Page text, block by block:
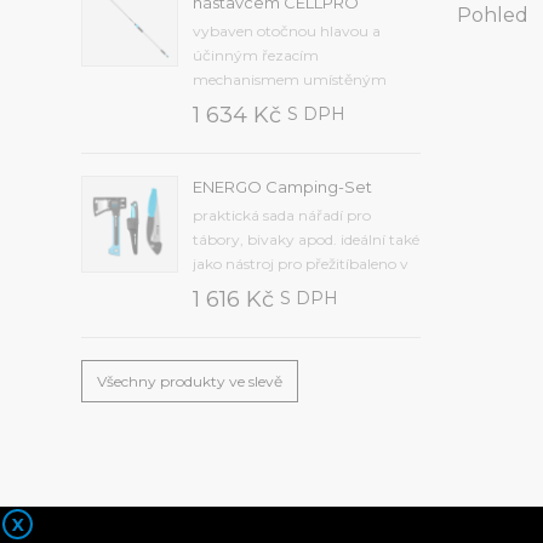
X
zpoždění od 12 hodin do 7...
vybaven otočnou hlavou a
účinným řezacím
mechanismem umístěným
uvnitř přístrojesekací nůž z
kvalitní kalené oceli,
vyrobena z odolného
plastupřídavná pilka na řezání
větvímaximální průměr řezu 25
mm, hmotnost 1,2 kg, délka...
1 634 Kč S DPH
ENERGO Camping-Set
praktická sada nářadí pro
tábory, bivaky apod. ideální také
jako nástroj pro přežitíbaleno v
krabiciSada obsahuje
kvalitní:univerzální nůž (40-
(41-001)skládací pilku (41-041).
1 616 Kč S DPH
Všechny produkty ve slevě
Pohled